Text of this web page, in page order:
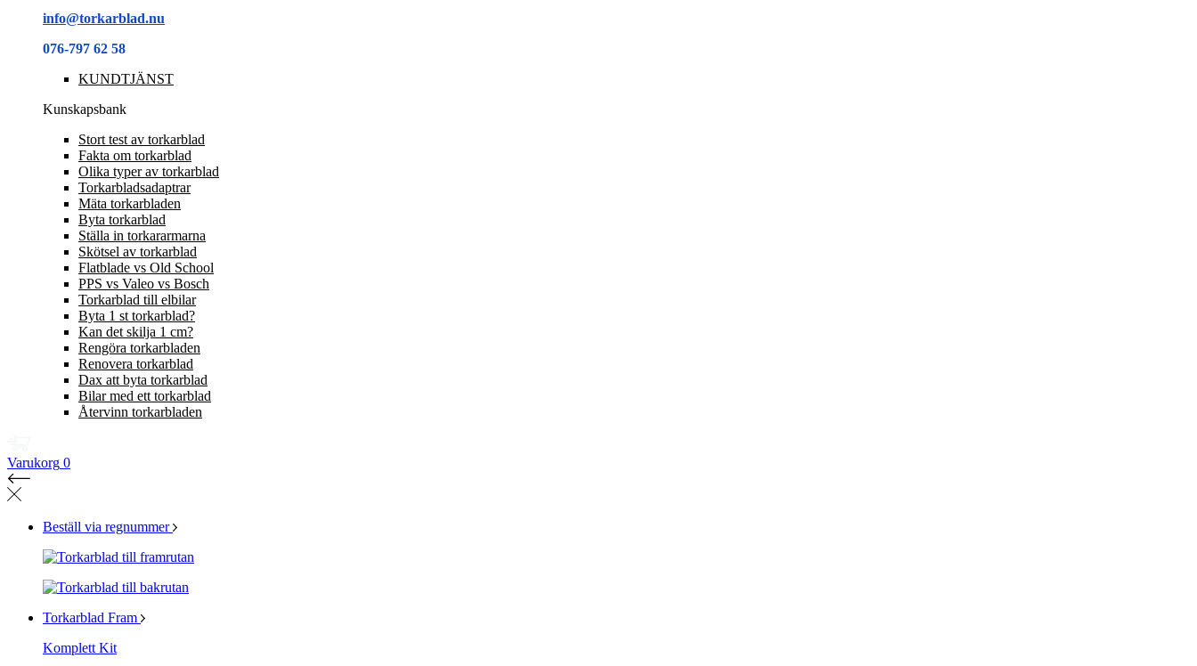
info@torkarblad.nu
076-797 62 58
KUNDTJÄNST
Kunskapsbank
Stort test av torkarblad
Fakta om torkarblad
Olika typer av torkarblad
Torkarbladsadaptrar
Mäta torkarbladen
Byta torkarblad
Ställa in torkararmarna
Skötsel av torkarblad
Flatblade vs Old School
PPS vs Valeo vs Bosch
Torkarblad till elbilar
Byta 1 st torkarblad?
Kan det skilja 1 cm?
Rengöra torkarbladen
Renovera torkarblad
Dax att byta torkarblad
Bilar med ett torkarblad
Återvinn torkarbladen
Varukorg 0
Beställ via regnummer
Torkarblad Fram
Komplett Kit